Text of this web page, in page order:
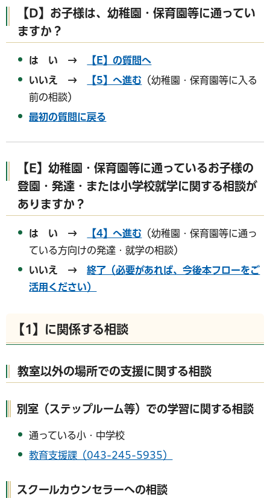
【D】 お子様は、幼稚園・保育園等に通ってい
ますか？
は い → 【E】の質問へ
いいえ → 【5】へ進む （幼稚園・保育園等に入る
前の相談）
最初の質問に戻る
【E】 幼稚園・保育園等に通っているお子様の
登園・発達・または小学校就学に関する相談が
ありますか？
は い → 【4】へ進む （幼稚園・保育園等に通っ
ている方向けの発達・就学の相談）
いいえ →終了（必要があれば、今後本フローをご
活用ください）
【1】に関係する相談
教室以外の場所での支援に関する相談
別室（ステップルーム等）での学習に関する相談
通っている小・中学校
教育支援課（043-245-5935）
スクールカウンセラーへの相談